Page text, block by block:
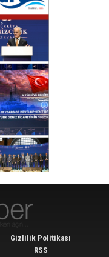
Gizlilik Politikası
RSS